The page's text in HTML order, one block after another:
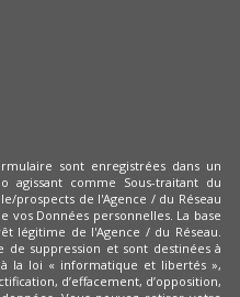
sont enregistrées dans un
agissant comme Sous-traitant du
prospects de l'Agence / du Réseau
vos Données personnelles. La base
légitime de l'Agence / du Réseau.
de suppression et sont destinées à
la loi « informatique et libertés »,
d’effacement, d’opposition,